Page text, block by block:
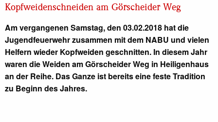
Kopfweidenschneiden am Görscheider Weg
Am vergangenen Samstag, den 03.02.2018 hat die
Jugendfeuerwehr zusammen mit dem NABU und vielen
Helfern wieder Kopfweiden geschnitten. In diesem Jahr
waren die Weiden am Görscheider Weg in Heiligenhaus
an der Reihe. Das Ganze ist bereits eine feste Tradition
zu Beginn des Jahres.